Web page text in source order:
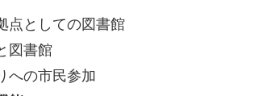
点としての図書館
図書館
への市民参加